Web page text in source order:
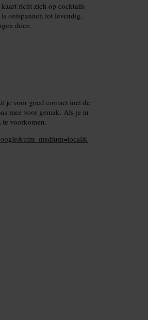
richt zich op cocktails
ontspannen tot levendig,
doen.
je voor goed contact met de
mee voor gemak. Als je in
voorkomen.